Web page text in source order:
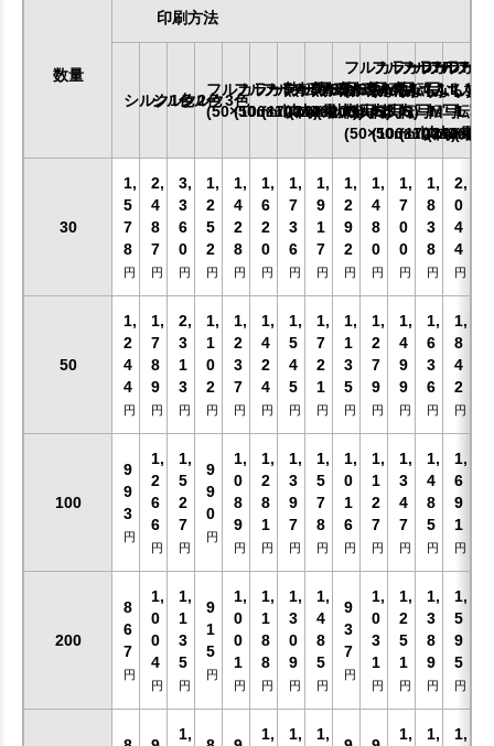
お買い物を続ける カートへ進む
数量
印刷方法
シルク1色
シルク2色
シルク3色
フルカラー熱転写SS
(50×50mm以内)
フルカラー熱転写S
(100×100mm以内)
フルカラー熱転写M
(170×170mm以内)
フルカラー熱転写L
(240×200mm以内)
フルカラー熱転写LL
(最大)
フルカラーDTF
(ふちなし)
転写SS
(50×50mm以内)
フルカラーDTF
(ふちなし)
転写S
(100×100mm以
フルカラー
(ふちなし)
転写M
フルカラ
(ふちな
転写L
フル
(ふ
転写
(最大
30
1,
5
7
8
円
2,
4
8
7
円
3,
3
6
0
円
1,
2
5
2
円
1,
4
2
8
円
1,
6
2
0
円
1,
7
3
6
円
1,
9
1
7
円
1,
2
9
2
円
1,
4
8
0
円
1,
7
0
0
円
1,
8
3
8
円
2,
0
4
4
円
50
1,
2
4
4
円
1,
7
8
9
円
2,
3
1
3
円
1,
1
0
2
円
1,
2
3
7
円
1,
4
2
4
円
1,
5
4
5
円
1,
7
2
1
円
1,
1
3
5
円
1,
2
7
9
円
1,
4
9
9
円
1,
6
3
6
円
1,
8
4
2
円
100
9
9
3
円
1,
2
6
6
円
1,
5
2
7
円
9
9
0
円
1,
0
8
9
円
1,
2
8
1
円
1,
3
9
7
円
1,
5
7
8
円
1,
0
1
6
円
1,
1
2
7
円
1,
3
4
7
円
1,
4
8
5
円
1,
6
9
1
円
200
8
6
7
円
1,
0
0
4
円
1,
1
3
5
円
9
1
5
円
1,
0
0
1
円
1,
1
8
8
円
1,
3
0
9
円
1,
4
8
5
円
9
3
7
円
1,
0
3
1
円
1,
2
5
1
円
1,
3
8
9
円
1,
5
9
5
円
1,
1,
1,
1,
1,
1,
1,